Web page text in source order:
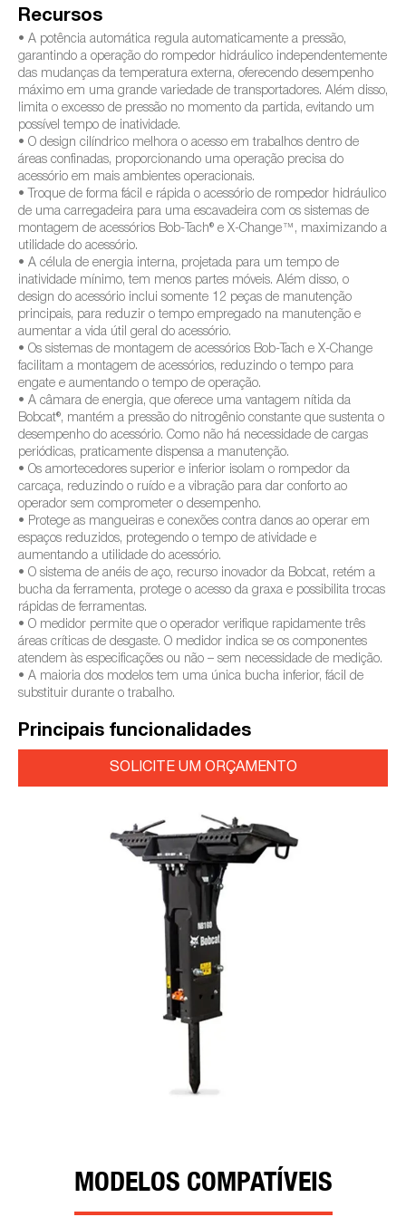
Recursos
• A potência automática regula automaticamente a pressão,
garantindo a operação do rompedor hidráulico independentemente
das mudanças da temperatura externa, oferecendo desempenho
máximo em uma grande variedade de transportadores. Além disso,
limita o excesso de pressão no momento da partida, evitando um
possível tempo de inatividade.
• O design cilíndrico melhora o acesso em trabalhos dentro de
áreas confinadas, proporcionando uma operação precisa do
acessório em mais ambientes operacionais.
• Troque de forma fácil e rápida o acessório de rompedor hidráulico
de uma carregadeira para uma escavadeira com os sistemas de
montagem de acessórios Bob-Tach® e X-Change™, maximizando a
utilidade do acessório.
• A célula de energia interna, projetada para um tempo de
inatividade mínimo, tem menos partes móveis. Além disso, o
design do acessório inclui somente 12 peças de manutenção
principais, para reduzir o tempo empregado na manutenção e
aumentar a vida útil geral do acessório.
• Os sistemas de montagem de acessórios Bob-Tach e X-Change
facilitam a montagem de acessórios, reduzindo o tempo para
engate e aumentando o tempo de operação.
• A câmara de energia, que oferece uma vantagem nítida da
Bobcat®, mantém a pressão do nitrogênio constante que sustenta o
desempenho do acessório. Como não há necessidade de cargas
periódicas, praticamente dispensa a manutenção.
• Os amortecedores superior e inferior isolam o rompedor da
carcaça, reduzindo o ruído e a vibração para dar conforto ao
operador sem comprometer o desempenho.
• Protege as mangueiras e conexões contra danos ao operar em
espaços reduzidos, protegendo o tempo de atividade e
aumentando a utilidade do acessório.
• O sistema de anéis de aço, recurso inovador da Bobcat, retém a
bucha da ferramenta, protege o acesso da graxa e possibilita trocas
rápidas de ferramentas.
• O medidor permite que o operador verifique rapidamente três
áreas críticas de desgaste. O medidor indica se os componentes
atendem às especificações ou não – sem necessidade de medição.
• A maioria dos modelos tem uma única bucha inferior, fácil de
substituir durante o trabalho.
Principais funcionalidades
SOLICITE UM ORÇAMENTO
MODELOS COMPATÍVEIS